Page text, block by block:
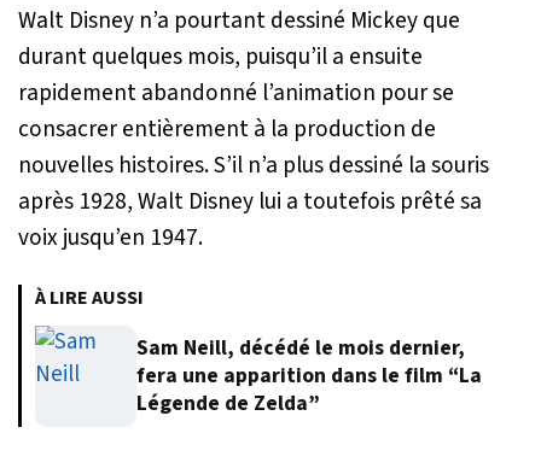
Walt Disney n’a pourtant dessiné Mickey que
durant quelques mois, puisqu’il a ensuite
rapidement abandonné l’animation pour se
consacrer entièrement à la production de
nouvelles histoires. S’il n’a plus dessiné la souris
après 1928, Walt Disney lui a toutefois prêté sa
voix jusqu’en 1947.
À LIRE AUSSI
Sam Neill, décédé le mois dernier,
fera une apparition dans le film “La
Légende de Zelda”